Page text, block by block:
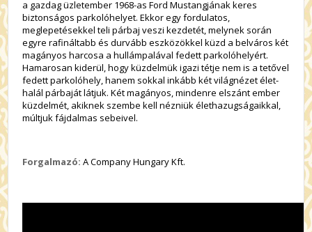
a gazdag üzletember 1968-as Ford Mustangjának keres
biztonságos parkolóhelyet. Ekkor egy fordulatos,
meglepetésekkel teli párbaj veszi kezdetét, melynek során
egyre rafináltabb és durvább eszközökkel küzd a belváros két
magányos harcosa a hullámpalával fedett parkolóhelyért.
Hamarosan kiderül, hogy küzdelmük igazi tétje nem is a tetővel
fedett parkolóhely, hanem sokkal inkább két világnézet élet-
halál párbaját látjuk. Két magányos, mindenre elszánt ember
küzdelmét, akiknek szembe kell nézniük élethazugságaikkal,
múltjuk fájdalmas sebeivel.
Forgalmazó: A Company Hungary Kft.